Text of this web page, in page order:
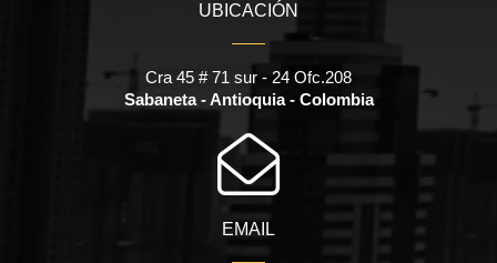
UBICACIÓN
Cra 45 # 71 sur - 24 Ofc.208
Sabaneta - Antioquia - Colombia
EMAIL